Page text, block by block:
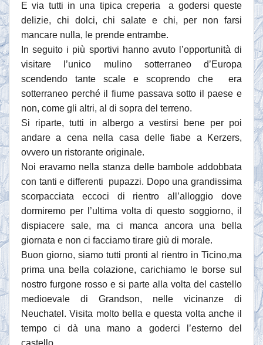
E via tutti in una tipica creperia a godersi queste
delizie, chi dolci, chi salate e chi, per non farsi
mancare nulla, le prende entrambe.
In seguito i più sportivi hanno avuto l’opportunità di
visitare l’unico mulino sotterraneo d’Europa
scendendo tante scale e scoprendo che era
sotterraneo perché il fiume passava sotto il paese e
non, come gli altri, al di sopra del terreno.
Si riparte, tutti in albergo a vestirsi bene per poi
andare a cena nella casa delle fiabe a Kerzers,
ovvero un ristorante originale.
Noi eravamo nella stanza delle bambole addobbata
con tanti e differenti pupazzi. Dopo una grandissima
scorpacciata eccoci di rientro all’alloggio dove
dormiremo per l’ultima volta di questo soggiorno, il
dispiacere sale, ma ci manca ancora una bella
giornata e non ci facciamo tirare giù di morale.
Buon giorno, siamo tutti pronti al rientro in Ticino,ma
prima una bella colazione, carichiamo le borse sul
nostro furgone rosso e si parte alla volta del castello
medioevale di Grandson, nelle vicinanze di
Neuchatel. Visita molto bella e questa volta anche il
tempo ci dà una mano a goderci l’esterno del